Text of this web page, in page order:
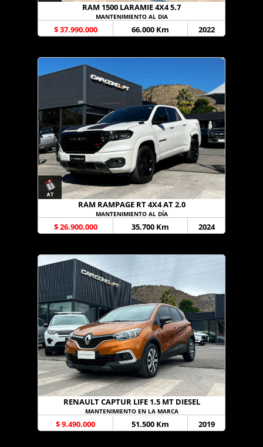
RAM 1500 LARAMIE 4X4 5.7
MANTENIMIENTO AL DIA
$ 37.990.000 66.000 Km 2022
RAM RAMPAGE RT 4X4 AT 2.0
MANTENIMIENTO AL DÍA
$ 26.900.000 35.700 Km 2024
RENAULT CAPTUR LIFE 1.5 MT DIESEL
MANTENIMIENTO EN LA MARCA
$ 9.490.000 51.500 Km 2019